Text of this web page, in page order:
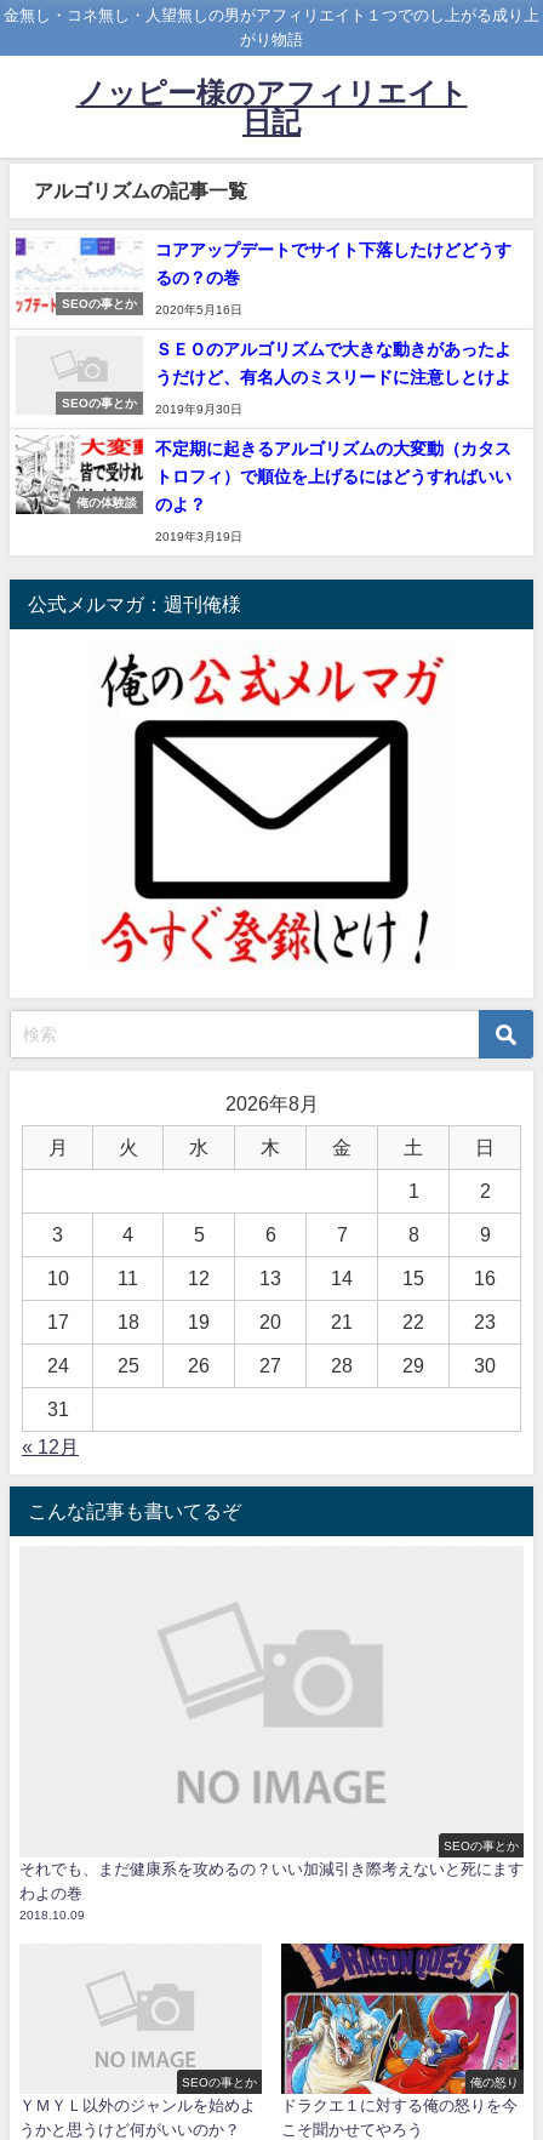
金無し・コネ無し・人望無しの男がアフィリエイト１つでのし上がる成り上
がり物語
ノッピー様のアフィリエイト
日記
アルゴリズムの記事一覧
SEOの事とか
コアアップデートでサイト下落したけどどうす
るの？の巻
2020年5月16日
SEOの事とか
ＳＥＯのアルゴリズムで大きな動きがあったよ
うだけど、有名人のミスリードに注意しとけよ
2019年9月30日
俺の体験談
不定期に起きるアルゴリズムの大変動（カタス
トロフィ）で順位を上げるにはどうすればいい
のよ？
2019年3月19日
公式メルマガ：週刊俺様
2026年8月
月 火 水 木 金 土 日
1 2
3 4 5 6 7 8 9
10 11 12 13 14 15 16
17 18 19 20 21 22 23
24 25 26 27 28 29 30
31
« 12月
こんな記事も書いてるぞ
SEOの事とか
それでも、まだ健康系を攻めるの？いい加減引き際考えないと死にます
わよの巻
2018.10.09
SEOの事とか
ＹＭＹＬ以外のジャンルを始めよ
うかと思うけど何がいいのか？
俺の怒り
ドラクエ１に対する俺の怒りを今
こそ聞かせてやろう